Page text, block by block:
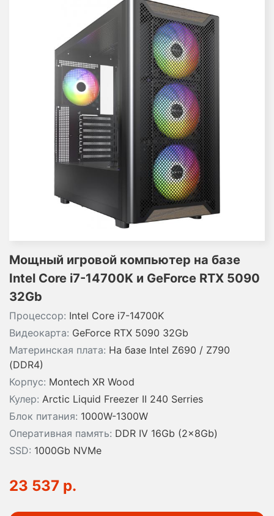
Мощный игровой компьютер на базе
Intel Core i7-14700K и GeForce RTX 5090
32Gb
Процессор: Intel Core i7-14700K
Видеокарта: GeForce RTX 5090 32Gb
Материнская плата: На базе Intel Z690 / Z790
(DDR4)
Корпус: Montech XR Wood
Кулер: Arctic Liquid Freezer II 240 Serries
Блок питания: 1000W-1300W
Оперативная память: DDR IV 16Gb (2x8Gb)
SSD: 1000Gb NVMe
23 537 р.